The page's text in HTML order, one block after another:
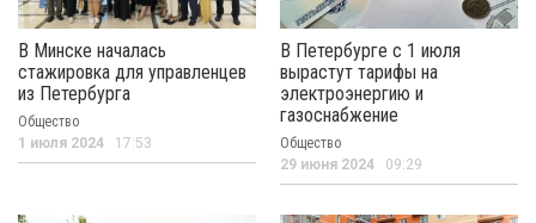
В Минске началась
стажировка для управленцев
из Петербурга
Общество
1 июля 2024 17:53
В Петербурге с 1 июля
вырастут тарифы на
электроэнергию и
газоснабжение
Общество
29 июня 2024 09:29